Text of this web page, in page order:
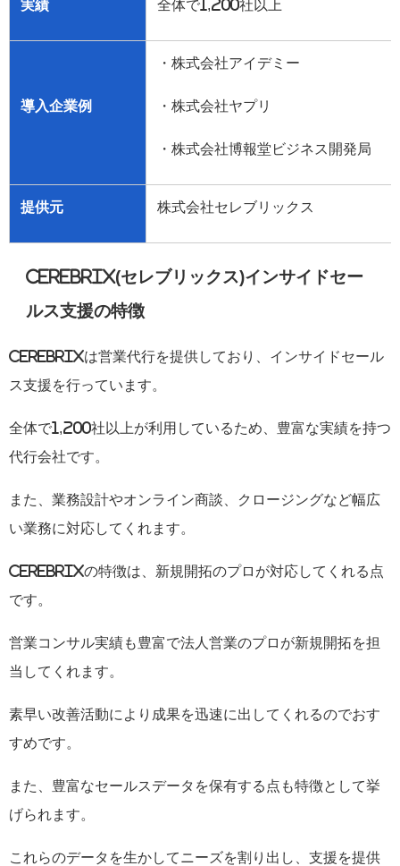
実績 全体で 1,200社以上
導入企業例
・株式会社アイデミー
・株式会社ヤプリ
・株式会社博報堂ビジネス開発局
提供元 株式会社セレブリックス
CEREBRIX(セレブリックス)インサイドセー
ルス支援の特徴
CEREBRIXは営業代行を提供しており、インサイドセール
ス支援を行っています。
全体で1,200社以上が利用しているため、豊富な実績を持つ
代行会社です。
また、業務設計やオンライン商談、クロージングなど幅広
い業務に対応してくれます。
CEREBRIXの特徴は、新規開拓のプロが対応してくれる点
です。
営業コンサル実績も豊富で法人営業のプロが新規開拓を担
当してくれます。
素早い改善活動により成果を迅速に出してくれるのでおす
すめです。
また、豊富なセールスデータを保有する点も特徴として挙
げられます。
これらのデータを生かしてニーズを割り出し、支援を提供